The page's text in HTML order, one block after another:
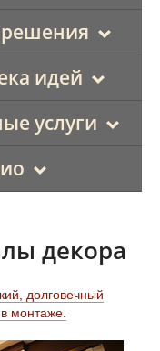
идей
услуги
декора
долговечный
монтаже.